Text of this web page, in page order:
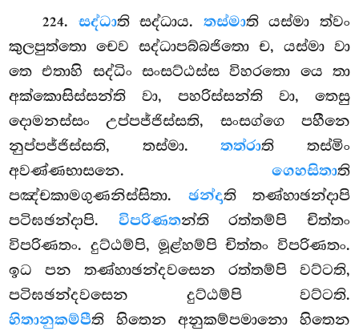
224. සද්ධාතිසද්ධාය. තස්මාති යස්මා ත්වං
කුලපුත්තො චෙව සද්ධාපබ්බජිතො ච, යස්මා වා
තෙ එතාහි සද්ධිං සංසට්ඨස්ස විහරතො යෙ තා
අක්කොසිස්සන්ති වා, පහරිස්සන්ති වා, තෙසු
දොමනස්සං උප්පජ්ජිස්සති, සංසග්ගෙ පහීනෙ
නුප්පජ්ජිස්සති, තස්මා.තත්රාති තස්මිං
අවණ්ණභාසනෙ. ගෙහසිතාති
පඤ්චකාමගුණනිස්සිතා. ඡන්දාති තණ්හාඡන්දාපි
පටිඝඡන්දාපි. විපරිණතන්ති රත්තම්පි චිත්තං
විපරිණතං. දුට්ඨම්පි, මූළ්හම්පි චිත්තං විපරිණතං.
ඉධ පන තණ්හාඡන්දවසෙන රත්තම්පි වට්ටති,
පටිඝඡන්දවසෙන දුට්ඨම්පි වට්ටති.
හිතානුකම්පීති හිතෙන අනුකම්පමානො හිතෙන